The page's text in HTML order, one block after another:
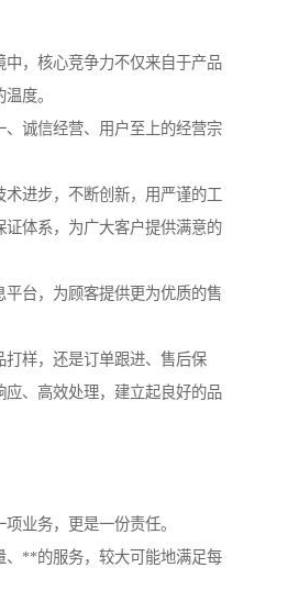
中，核心竞争力不仅来自于产品
度。
、诚信经营、用户至上的经营宗
术进步，不断创新，用严谨的工
证体系，为广大客户提供满意的
台，为顾客提供更为优质的售
打样，还是订单跟进、售后保
应、高效处理，建立起良好的品
业务，更是一份责任。
、**的服务，较大可能地满足每